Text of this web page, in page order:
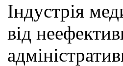
Індустрія
від